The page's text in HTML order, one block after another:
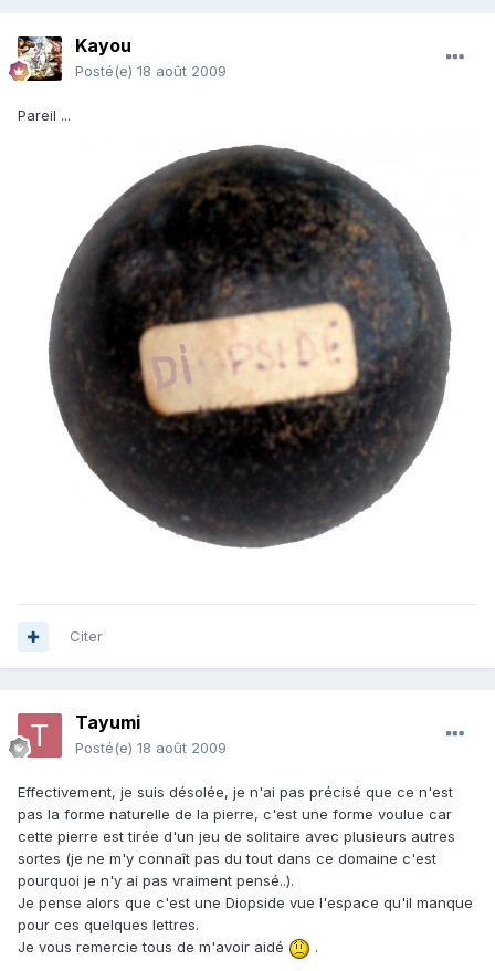
Kayou
Posté(e) 18 août 2009
Pareil ...
Citer
Tayumi
Posté(e) 18 août 2009
Effectivement, je suis désolée, je n'ai pas précisé que ce n'est
pas la forme naturelle de la pierre, c'est une forme voulue car
cette pierre est tirée d'un jeu de solitaire avec plusieurs autres
sortes (je ne m'y connaît pas du tout dans ce domaine c'est
pourquoi je n'y ai pas vraiment pensé..).
Je pense alors que c'est une Diopside vue l'espace qu'il manque
pour ces quelques lettres.
Je vous remercie tous de m'avoir aidé
.